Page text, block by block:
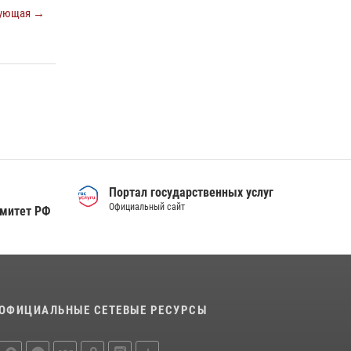
→
РФ
Портал государственных услуг
Официальный сайт
СЕТЕВЫЕ РЕСУРСЫ